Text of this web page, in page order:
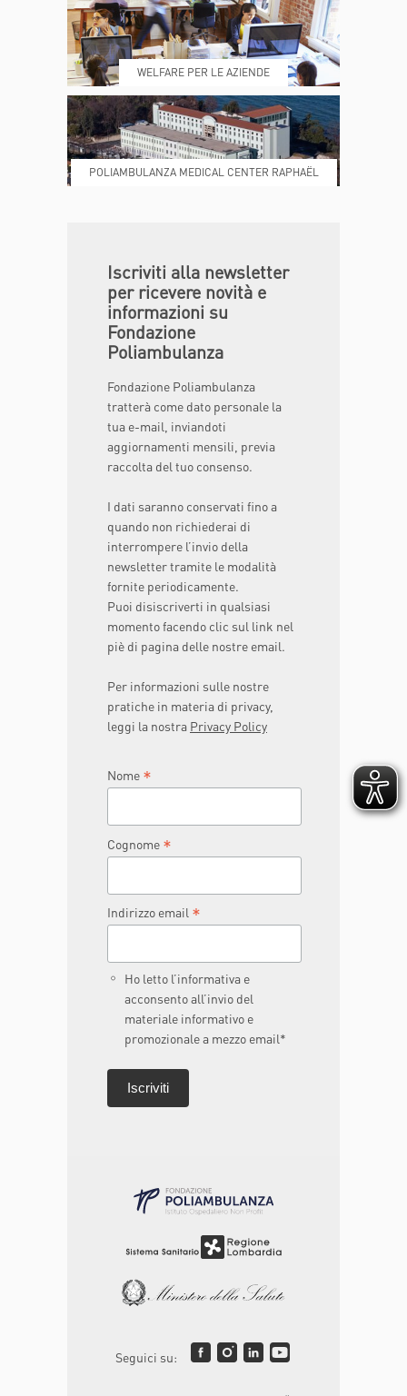
REFERTI REPARTI
DONA ORA MAGAZINE
WELFARE PER LE AZIENDE
POLIAMBULANZA MEDICAL CENTER RAPHAËL
Iscriviti alla newsletter
per ricevere novità e
informazioni su
Fondazione
Poliambulanza
Fondazione Poliambulanza
tratterà come dato personale la
tua e-mail, inviandoti
aggiornamenti mensili, previa
raccolta del tuo consenso.
I dati saranno conservati fino a
quando non richiederai di
interrompere l’invio della
newsletter tramite le modalità
fornite periodicamente.
Puoi disiscriverti in qualsiasi
momento facendo clic sul link nel
piè di pagina delle nostre email.
Per informazioni sulle nostre
pratiche in materia di privacy,
leggi la nostra Privacy Policy
Nome *
Cognome *
Indirizzo email *
Ho letto l’informativa e
acconsento all’invio del
materiale informativo e
promozionale a mezzo email*
Seguici su: